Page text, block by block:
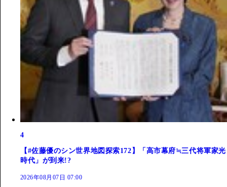
4
【#佐藤優のシン世界地図探索172】「高市幕府≒三代将軍家光
時代」が到来!?
2026年08月07日 07:00